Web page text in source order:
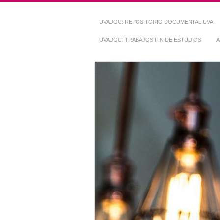
UVADOC: REPOSITORIO DOCUMENTAL UVA
UVADOC: TRABAJOS FIN DE ESTUDIOS
Repositorio
~ UVaDOC